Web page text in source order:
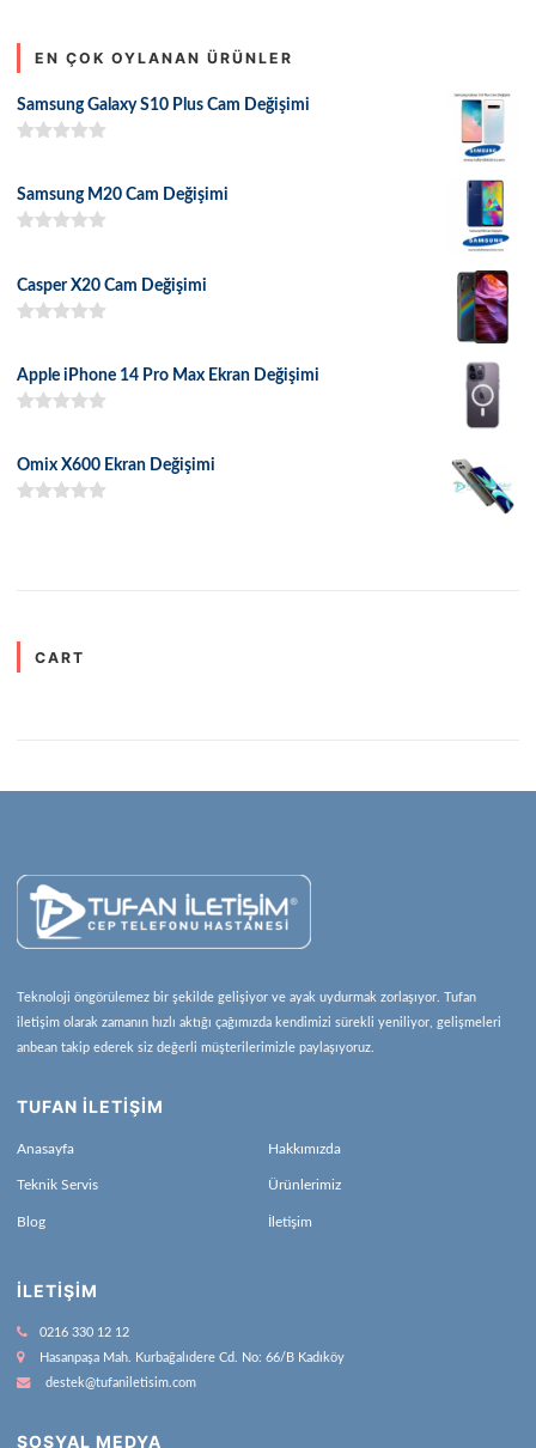
EN ÇOK OYLANAN ÜRÜNLER
Samsung Galaxy S10 Plus Cam Değişimi
Samsung M20 Cam Değişimi
Casper X20 Cam Değişimi
Apple iPhone 14 Pro Max Ekran Değişimi
Omix X600 Ekran Değişimi
CART
Teknoloji öngörülemez bir şekilde gelişiyor ve ayak uydurmak zorlaşıyor. Tufan
iletişim olarak zamanın hızlı aktığı çağımızda kendimizi sürekli yeniliyor, gelişmeleri
anbean takip ederek siz değerli müşterilerimizle paylaşıyoruz.
TUFAN İLETİŞİM
Anasayfa Hakkımızda
Teknik Servis Ürünlerimiz
Blog İletişim
İLETIŞIM
0216 330 12 12
Hasanpaşa Mah. Kurbağalıdere Cd. No: 66/B Kadıköy
destek@tufaniletisim.com
SOSYAL MEDYA